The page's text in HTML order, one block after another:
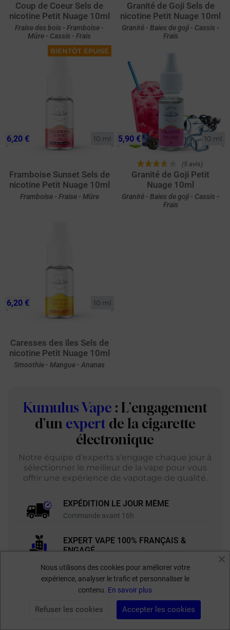
FILTRER PAR
Coup de Coeur Sels de
nicotine Petit Nuage 10ml
Fraise des bois - Framboise -
Mûre - Cassis - Frais
Granité de Goji Sels de
nicotine Petit Nuage 10ml
Granité - Baies de goji - Cassis -
Frais
BIENTÔT ÉPUISÉ
10 ml
Framboise Sunset Sels de
nicotine Petit Nuage 10ml
Framboise - Fraise - Mûre
6,20 € 10 ml
(5 avis)
Granité de Goji Petit
Nuage 10ml
Granité - Baies de goji - Cassis -
Frais
5,90 €
10 ml
Caresses des îles Sels de
nicotine Petit Nuage 10ml
Smoothie - Mangue - Ananas
6,20 €
Kumulus Vape : L'engagement
d'un expert de la cigarette
électronique
Notre équipe d'experts s'engage chaque jour à
sélectionner le meilleur de la vape pour vous
offrir une expérience de vapotage de qualité.
EXPÉDITION LE JOUR MÊME
Commande avant 16h
EXPERT VAPE 100% FRANÇAIS &
ENGAGÉ
+11 000 RÉFÉRENCES & 300 GRANDES
MARQUES
CONSEILS D'EXPERTS
Nous utilisons des cookies pour améliorer votre
expérience, analyser le trafic et personnaliser le
contenu. En savoir plus
Accepter les cookies
Refuser les cookies